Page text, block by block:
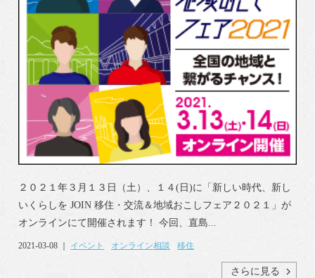
２０２１年３月１３日（土）、１４(日)に「新しい時代、新し
いくらしを JOIN 移住・交流＆地域おこしフェア２０２１」が
オンラインにて開催されます！ 今回、直島...
2021-03-08 ｜ イベント オンライン相談 移住
さらに見る